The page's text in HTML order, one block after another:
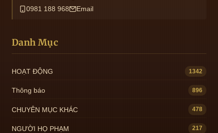
0981 188 968 Email
Danh Mục
HOẠT ĐỘNG 1342
Thông báo 896
CHUYÊN MỤC KHÁC 478
NGƯỜI HỌ PHẠM 217